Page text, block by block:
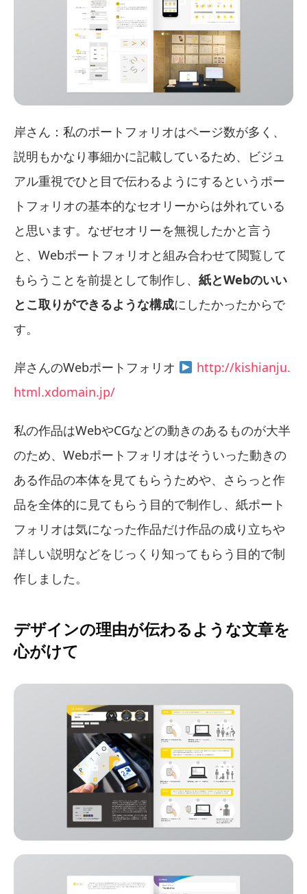
岸さん：私のポートフォリオはページ数が多く、
説明もかなり事細かに記載しているため、ビジュ
アル重視でひと目で伝わるようにするというポー
トフォリオの基本的なセオリーからは外れている
と思います。なぜセオリーを無視したかと言う
と、Webポートフォリオと組み合わせて閲覧して
もらうことを前提として制作し、 紙とWebのいい
とこ取りができるような構成にしたかったからで
す。
岸さんのWebポートフォリオ
http://kishianju.
html.xdomain.jp/
私の作品はWebやCGなどの動きのあるものが大半
のため、Webポートフォリオはそういった動きの
ある作品の本体を見てもらうためや、さらっと作
品を全体的に見てもらう目的で制作し、紙ポート
フォリオは気になった作品だけ作品の成り立ちや
詳しい説明などをじっくり知ってもらう目的で制
作しました。
デザインの理由が伝わるような文章を
心がけて